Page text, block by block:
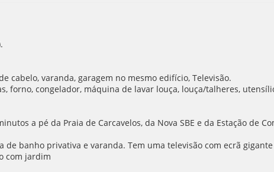
cabelo, varanda, garagem no mesmo edifício, Televisão.
forno, congelador, máquina de lavar louça, louça/talheres,
a pé da Praia de Carcavelos, da Nova SBE e da Estação de
de banho privativa e varanda. Tem uma televisão com ecrã
com jardim